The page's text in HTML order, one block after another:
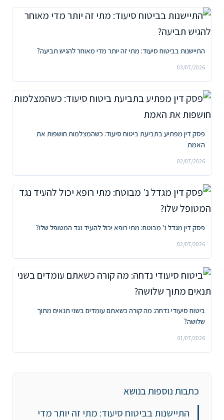
התיישנות בביטוח סיעוד: מתי זה יותר מדי מאוחר להגיש תביעה?
03/07/2026
פסק דין מפתיע בתביעת ביטוח סיעוד: כשהמצלמות חושפות את
האמת
02/07/2026
פסק דין מגדל נ' מבוטח: מתי רופא יכול להעיד נגד המטופל שלו?
02/07/2026
ביטוח סיעודי נדחה: מה קורה כשאתם עומדים בשני תנאים מתוך
שלושה?
01/07/2026
כתבות נוספות בנושא
התיישנות בביטוח סיעוד: מתי זה יותר מדי